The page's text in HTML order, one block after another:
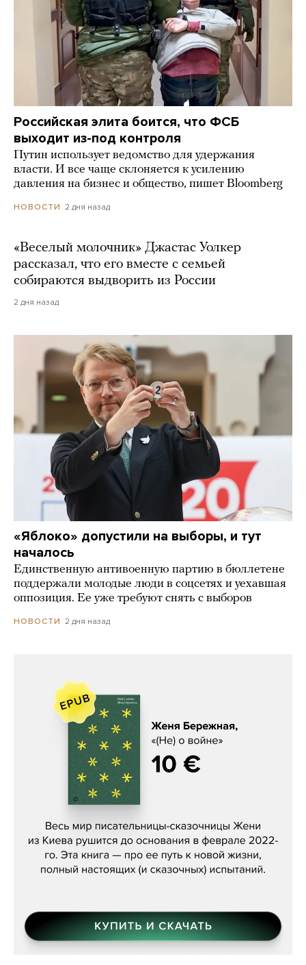
Российская элита боится, что ФСБ
выходит из-под контроля
Путин использует ведомство для удержания
власти. И все чаще склоняется к усилению
давления на бизнес и общество, пишет Bloomberg
НОВОСТИ 2 дня назад
«Веселый молочник» Джастас Уолкер
рассказал, что его вместе с семьей
собираются выдворить из России
2 дня назад
«Яблоко» допустили на выборы, и тут
началось
Единственную антивоенную партию в бюллетене
поддержали молодые люди в соцсетях и уехавшая
оппозиция. Ее уже требуют снять с выборов
НОВОСТИ 2 дня назад
Женя Бережная, «(Не) о войне»